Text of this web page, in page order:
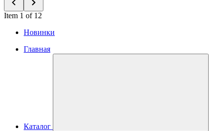
Item 1 of 12
Новинки
Главная
Каталог